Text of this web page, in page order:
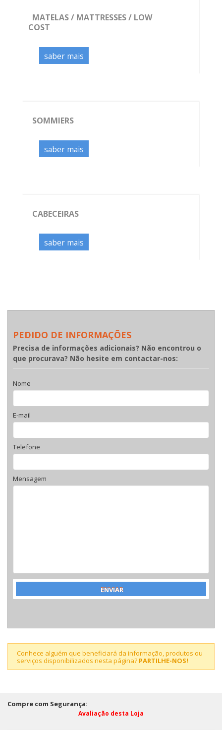
MATELAS / MATTRESSES / LOW
COST
saber mais
SOMMIERS
saber mais
CABECEIRAS
saber mais
PEDIDO DE INFORMAÇÕES
Precisa de informações adicionais? Não encontrou o
que procurava? Não hesite em contactar-nos:
Nome
E-mail
Telefone
Mensagem
Conhece alguém que beneficiará da informação, produtos ou
serviços disponibilizados nesta página? PARTILHE-NOS!
Compre com Segurança:
Avaliação desta Loja